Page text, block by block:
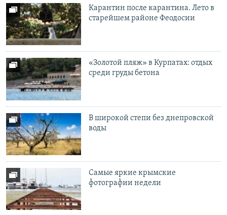
Карантин после карантина. Лето в
старейшем районе Феодосии
«Золотой пляж» в Курпатах: отдых
среди груды бетона
В широкой степи без днепровской
воды
Самые яркие крымские
фотографии недели